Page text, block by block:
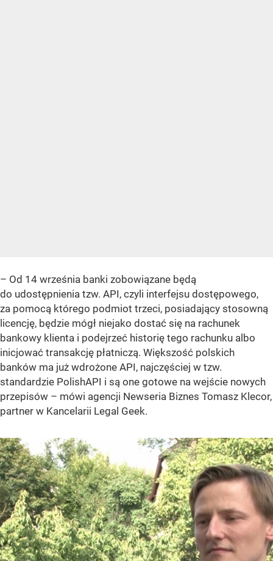
– Od 14 września banki zobowiązane będą
do udostępnienia tzw. API, czyli interfejsu dostępowego,
za pomocą którego podmiot trzeci, posiadający stosowną
licencję, będzie mógł niejako dostać się na rachunek
bankowy klienta i podejrzeć historię tego rachunku albo
inicjować transakcję płatniczą. Większość polskich
banków ma już wdrożone API, najczęściej w tzw.
standardzie PolishAPI i są one gotowe na wejście nowych
przepisów – mówi agencji Newseria Biznes Tomasz Klecor,
partner w Kancelarii Legal Geek.